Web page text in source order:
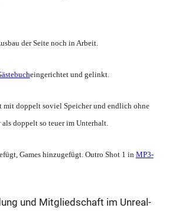
der Seite noch in Arbeit.
eingerichtet und gelinkt.
mit doppelt soviel Speicher und endlich ohne
als doppelt so teuer im Unterhalt.
Games hinzugefügt. Outro Shot 1 in MP3-
und Mitgliedschaft im Unreal-